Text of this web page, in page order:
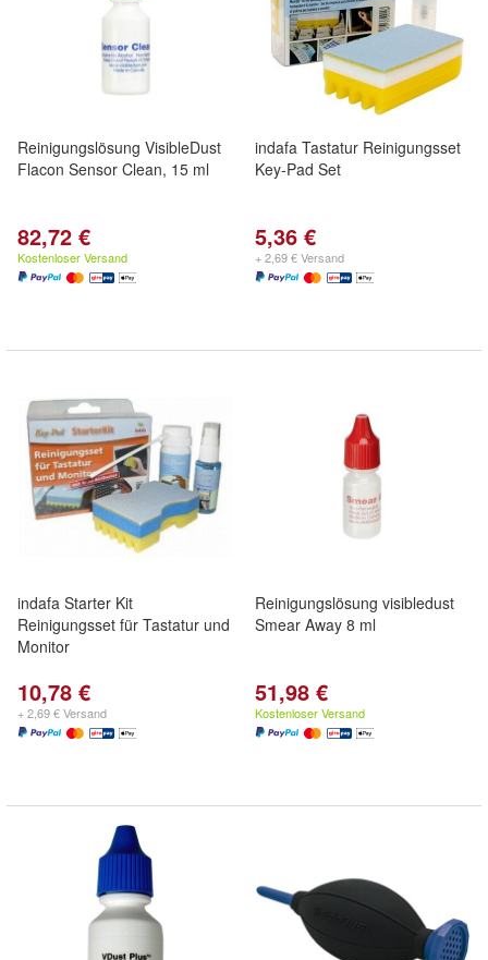
Reinigungslösung VisibleDust
Flacon Sensor Clean, 15 ml
82,72 €
Kostenloser Versand
indafa Tastatur Reinigungsset
Key-Pad Set
5,36 €
+ 2,69 € Versand
indafa Starter Kit
Reinigungsset für Tastatur und
Monitor
10,78 €
+ 2,69 € Versand
Reinigungslösung visibledust
Smear Away 8 ml
51,98 €
Kostenloser Versand